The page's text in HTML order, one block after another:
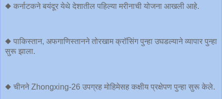
◆ कर्नाटकने बयंदूर येथे देशातील पहिल्या मरीनाची योजना आखली आहे.
◆ पाकिस्तान, अफगाणिस्तानने तोरखाम क्रॉसिंग पुन्हा उघडल्याने व्यापार पुन्हा
सुरू झाला.
◆ चीनने Zhongxing-26 उपग्रह मोहिमेसह कक्षीय प्रक्षेपण पुन्हा सुरू केले.